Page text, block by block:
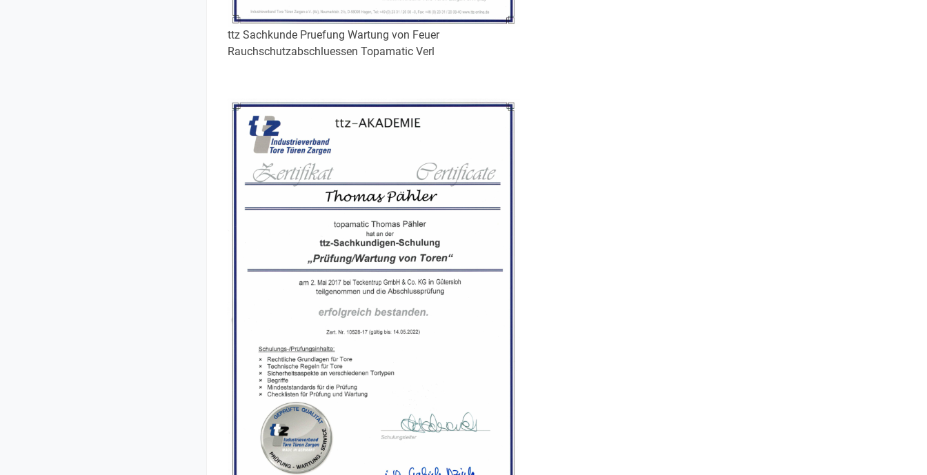
ttz Sachkunde Pruefung Wartung von Feuer
Rauchschutzabschluessen Topamatic Verl